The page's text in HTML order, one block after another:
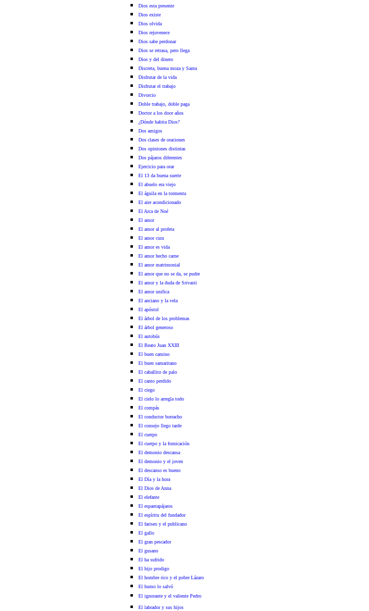
Dios esta presente
Dios existe
Dios olvida
Dios rejuvenece
Dios sabe perdonar
Dios se retrasa, pero llega
Dios y del dinero
Discreta, buena moza y Santa
Disfrutar de la vida
Disfrutar el trabajo
Divorcio
Doble trabajo, doble paga
Doctor a los doce años
¿Dónde habita Dios?
Dos amigos
Dos clases de oraciones
Dos opiniones distintas
Dos pájaros diferentes
Ejercicio para orar
El 13 da buena suerte
El abuelo era viejo
El águila en la tormenta
El aire acondicionado
El Arca de Noé
El amor
El amor al profeta
El amor cura
El amor es vida
El amor hecho carne
El amor matrimonial
El amor que no se da, se pudre
El amor y la duda de Srivasti
El amor unifica
El anciano y la vela
El apóstol
El árbol de los problemas
El árbol generoso
El autobús
El Beato Juan XXIII
El buen camino
El buen samaritano
El caballito de palo
El canto perdido
El ciego
El cielo lo arregla todo
El compás
El conductor borracho
El consejo llego tarde
El cuerpo
El cuerpo y la fornicación
El demonio descansa
El demonio y el joven
El descanso es bueno
El Día y la hora
El Dios de Anna
El elefante
El espantapájaros
El espíritu del fundador
El fariseo y el publicano
El gallo
El gran pescador
El gusano
El ha sufrido
El hijo prodigo
El hombre rico y el pobre Lázaro
El humo lo salvó
El ignorante y el valiente Pedro
El labrador y sus hijos